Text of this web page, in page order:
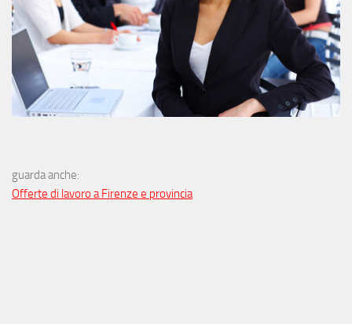
guarda anche:
Offerte di lavoro a Firenze e provincia